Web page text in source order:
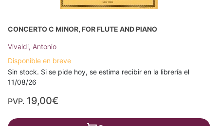
CONCERTO C MINOR, FOR FLUTE AND PIANO
Vivaldi, Antonio
Disponible en breve
Sin stock. Si se pide hoy, se estima recibir en la librería el
11/08/26
PVP. 19,00€